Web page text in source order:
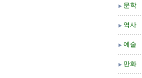
문학
역사
예술
만화